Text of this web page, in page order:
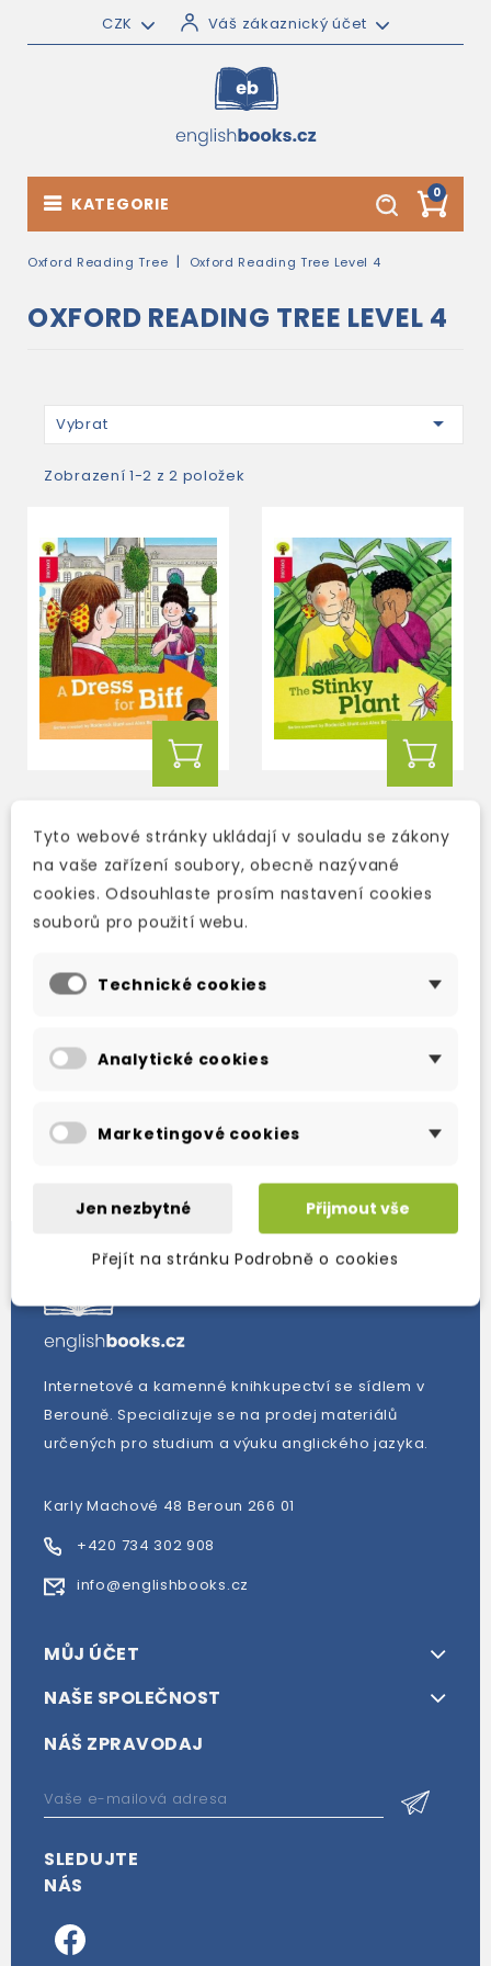
CZK Váš zákaznický účet
0
KATEGORIE
Oxford Reading Tree Oxford Reading Tree Level 4
OXFORD READING TREE LEVEL 4
Vybrat 
Zobrazení 1-2 z 2 položek
EXPLORE WITH BIFF,
CHIP AND KIPPER:
OXFORD LEVEL 4: A
DRESS FOR BIFF
2-3 týdny
224 Kč -10% 202 Kč
EXPLORE WITH BIFF,
CHIP AND KIPPER:
OXFORD LEVEL 4: THE
STINKY PLANT
2-3 týdny
Nové produkty
Internetové a kamenné knihkupectví se sídlem v
Berouně. Specializuje se na prodej materiálů
určených pro studium a výuku anglického jazyka.
Karly Machové 48 Beroun 266 01
+420 734 302 908
info@englishbooks.cz
MŮJ ÚČET
NAŠE SPOLEČNOST
NÁŠ ZPRAVODAJ
SLEDUJTE
NÁS
Tyto webové stránky ukládají v souladu se zákony
na vaše zařízení soubory, obecně nazývané
cookies. Odsouhlaste prosím nastavení cookies
souborů pro použití webu.
Technické cookies
Analytické cookies
Marketingové cookies
Jen nezbytné Přijmout vše
Přejít na stránku Podrobně o cookies